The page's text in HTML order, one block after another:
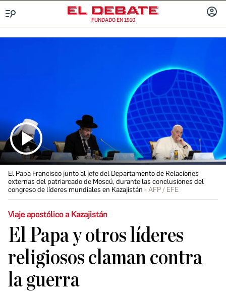
FUNDADO EN 1910
El Papa Francisco junto al jefe del Departamento de Relaciones
externas del patriarcado de Moscú, durante las conclusiones del
congreso de líderes mundiales en Kazajistán
AFP / EFE
Viaje apostólico a Kazajistán
El Papa y otros líderes
religiosos claman contra
la guerra